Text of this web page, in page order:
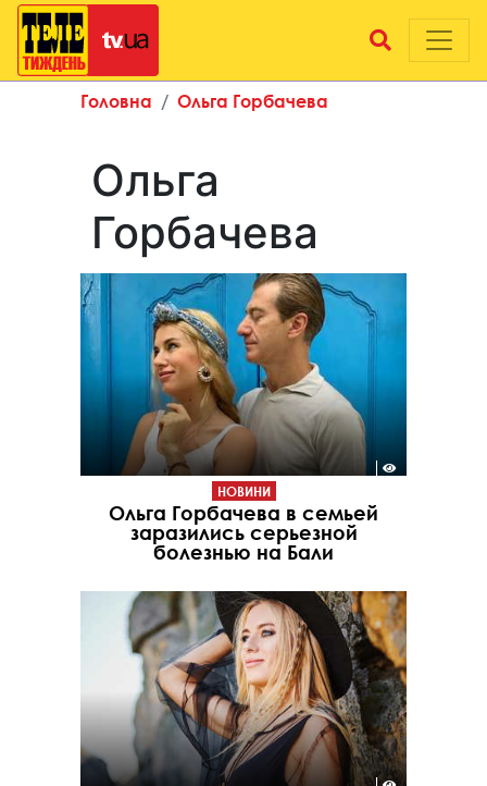
Головна Ольга Горбачева
Ольга
Горбачева
НОВИНИ
Ольга Горбачева в семьей
заразились серьезной
болезнью на Бали